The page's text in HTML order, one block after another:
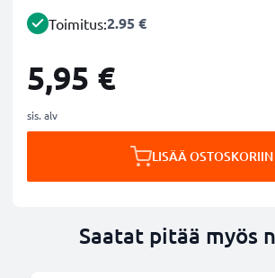
Toimitus:2.95 €
5,95 €
sis. alv
LISÄÄ OSTOSKORIIN
Saatat pitää myös